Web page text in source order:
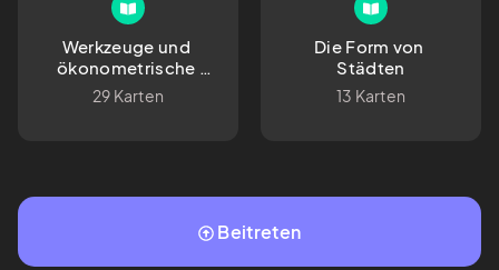
Werkzeuge und
ökonometrische
Hinweise
29 Karten
Die Form von
Städten
13 Karten
Beitreten